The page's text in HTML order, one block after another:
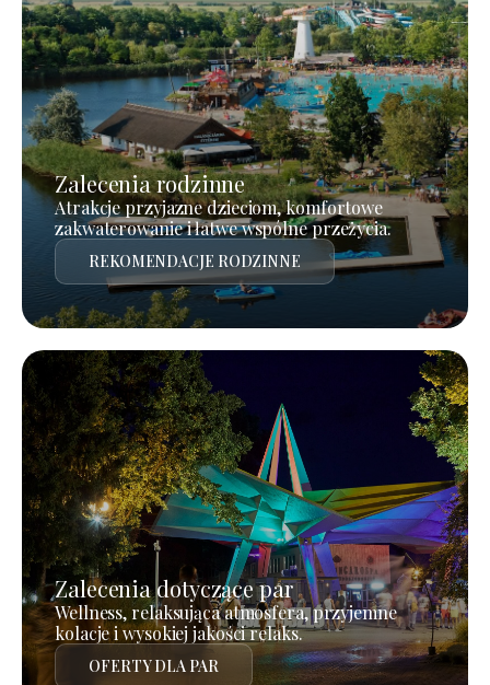
Zalecenia rodzinne
Atrakcje przyjazne dzieciom, komfortowe
zakwaterowanie i łatwe wspólne przeżycia.
REKOMENDACJE RODZINNE
Zalecenia dotyczące par
Wellness, relaksująca atmosfera, przyjemne
kolacje i wysokiej jakości relaks.
OFERTY DLA PAR